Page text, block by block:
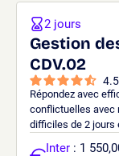
Gestion
CDV.02
4.5
Répondez avec
conflictuelles avec
difficiles de 2 jours
2 jours
Inter : 1